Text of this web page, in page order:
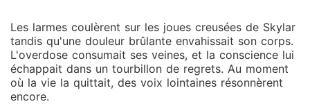
Les larmes coulèrent sur les joues creusées de Skylar
tandis qu'une douleur brûlante envahissait son corps.
L'overdose consumait ses veines, et la conscience lui
échappait dans un tourbillon de regrets. Au moment
où la vie la quittait, des voix lointaines résonnèrent
encore.